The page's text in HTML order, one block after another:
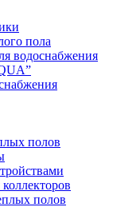
пола
водоснабжения
полов
полов